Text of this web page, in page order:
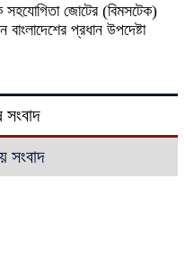
সহযোগিতা জোটের (বিমসটেক)
প্রধান উপদেষ্টা
সংবাদ
সংবাদ